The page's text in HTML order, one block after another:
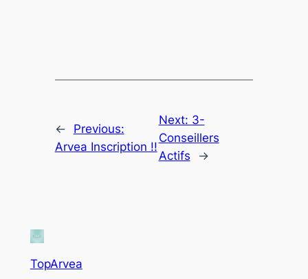
←
Previous:
Arvea Inscription !!
Next: 3-
Conseillers
Actifs
→
TopArvea